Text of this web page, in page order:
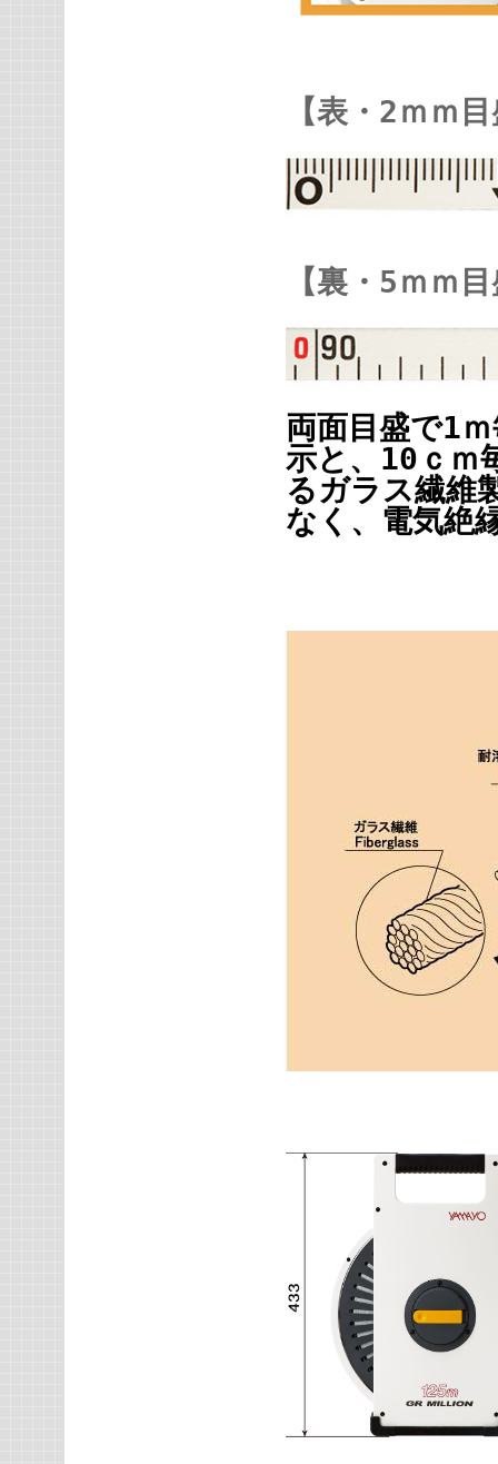
【表・2ｍｍ
【裏・5ｍｍ
両面目盛で1
示と、10ｃｍ
るガラス繊維
なく、電気絶